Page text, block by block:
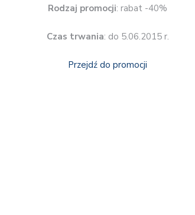
Rodzaj promocji: rabat -40%
Czas trwania: do 5.06.2015 r.
Przejdź do promocji